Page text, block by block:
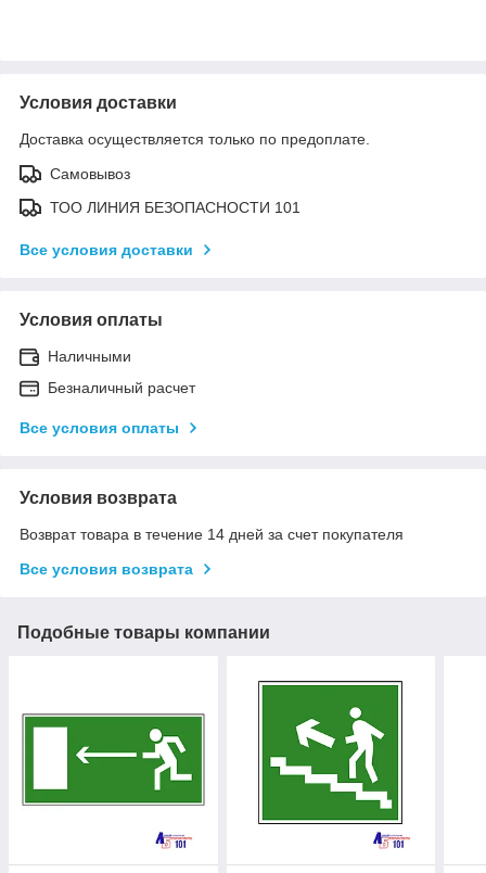
Условия доставки
Доставка осуществляется только по предоплате.
Самовывоз
ТОО ЛИНИЯ БЕЗОПАСНОСТИ 101
Все условия доставки
Условия оплаты
Наличными
Безналичный расчет
Все условия оплаты
Условия возврата
Возврат товара в течение 14 дней за счет покупателя
Все условия возврата
Подобные товары компании